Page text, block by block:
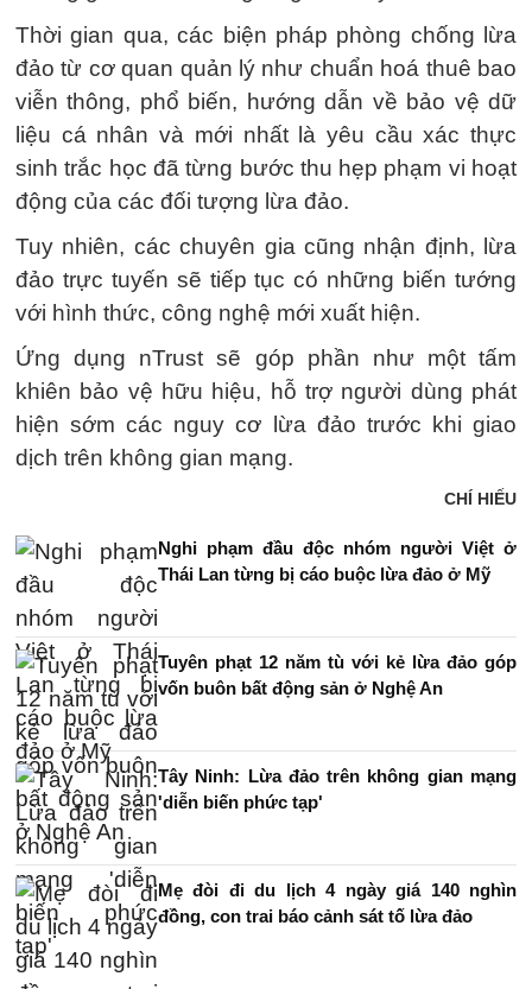
Thời gian qua, các biện pháp phòng chống lừa
đảo từ cơ quan quản lý như chuẩn hoá thuê bao
viễn thông, phổ biến, hướng dẫn về bảo vệ dữ
liệu cá nhân và mới nhất là yêu cầu xác thực
sinh trắc học đã từng bước thu hẹp phạm vi hoạt
động của các đối tượng lừa đảo.
Tuy nhiên, các chuyên gia cũng nhận định, lừa
đảo trực tuyến sẽ tiếp tục có những biến tướng
với hình thức, công nghệ mới xuất hiện.
Ứng dụng nTrust sẽ góp phần như một tấm
khiên bảo vệ hữu hiệu, hỗ trợ người dùng phát
hiện sớm các nguy cơ lừa đảo trước khi giao
dịch trên không gian mạng.
CHÍ HIẾU
Nghi phạm đầu độc nhóm người Việt ở
Thái Lan từng bị cáo buộc lừa đảo ở Mỹ
Tuyên phạt 12 năm tù với kẻ lừa đảo góp
vốn buôn bất động sản ở Nghệ An
Tây Ninh: Lừa đảo trên không gian mạng
'diễn biến phức tạp'
Mẹ đòi đi du lịch 4 ngày giá 140 nghìn
đồng, con trai báo cảnh sát tố lừa đảo